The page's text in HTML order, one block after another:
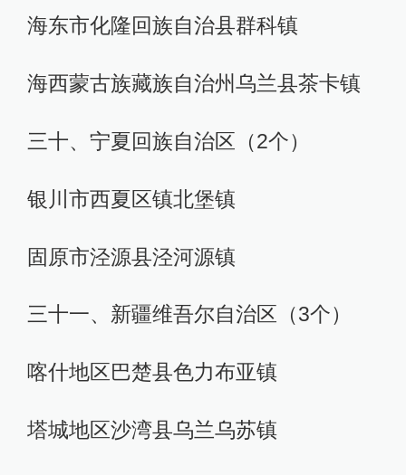
海东市化隆回族自治县群科镇
海西蒙古族藏族自治州乌兰县茶卡镇
三十、宁夏回族自治区（2个）
银川市西夏区镇北堡镇
固原市泾源县泾河源镇
三十一、新疆维吾尔自治区（3个）
喀什地区巴楚县色力布亚镇
塔城地区沙湾县乌兰乌苏镇